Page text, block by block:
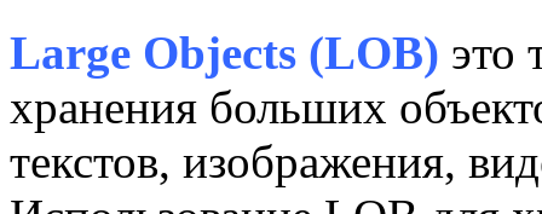
Large Objects (LOB) это
хранения больших
текстов, изображения,